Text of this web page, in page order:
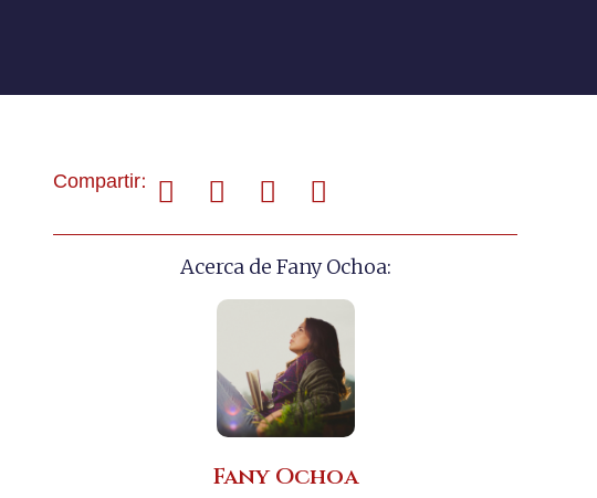
Compartir:
Acerca de Fany Ochoa:
Fany Ochoa